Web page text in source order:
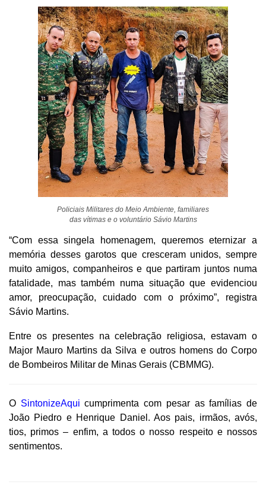
Policiais Militares do Meio Ambiente, familiares
das vítimas e o voluntário Sávio Martins
“Com essa singela homenagem, queremos eternizar a
memória desses garotos que cresceram unidos, sempre
muito amigos, companheiros e que partiram juntos numa
fatalidade, mas também numa situação que evidenciou
amor, preocupação, cuidado com o próximo”, registra
Sávio Martins.
Entre os presentes na celebração religiosa, estavam o
Major Mauro Martins da Silva e outros homens do Corpo
de Bombeiros Militar de Minas Gerais (CBMMG).
O SintonizeAqui cumprimenta com pesar as famílias de
João Piedro e Henrique Daniel. Aos pais, irmãos, avós,
tios, primos – enfim, a todos o nosso respeito e nossos
sentimentos.